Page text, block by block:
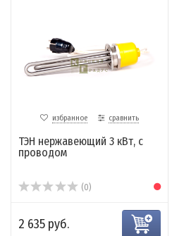
избранное сравнить
ТЭН нержавеющий 3 кВт, с
проводом
(0)
2 635 руб.